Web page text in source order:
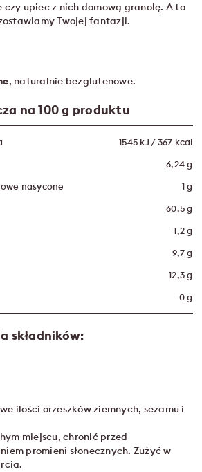
czy upiec z nich domową granolę. A to
Twojej fantazji.
, naturalnie bezglutenowe.
na 100 g produktu
nasycone
1545 kJ / 367 kcal
6,24 g
1 g
60,5 g
1,2 g
9,7 g
12,3 g
0 g
składników:
ilości orzeszków ziemnych, sezamu i
miejscu, chronić przed
promieni słonecznych. Zużyć w